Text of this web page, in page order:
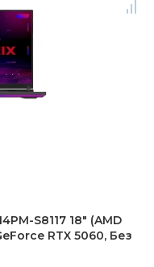
S8117 18" (AMD
RTX 5060, Без